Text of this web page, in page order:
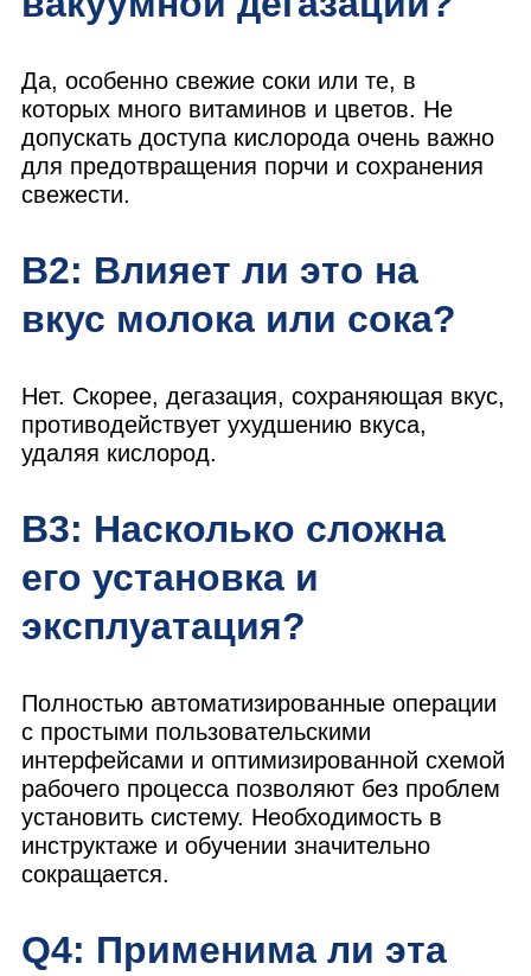
Да, особенно свежие соки или те, в
которых много витаминов и цветов. Не
допускать доступа кислорода очень важно
для предотвращения порчи и сохранения
свежести.
В2: Влияет ли это на
вкус молока или сока?
Нет. Скорее, дегазация, сохраняющая вкус,
противодействует ухудшению вкуса,
удаляя кислород.
В3: Насколько сложна
его установка и
эксплуатация?
Полностью автоматизированные операции
с простыми пользовательскими
интерфейсами и оптимизированной схемой
рабочего процесса позволяют без проблем
установить систему. Необходимость в
инструктаже и обучении значительно
сокращается.
Q4: Применима ли эта